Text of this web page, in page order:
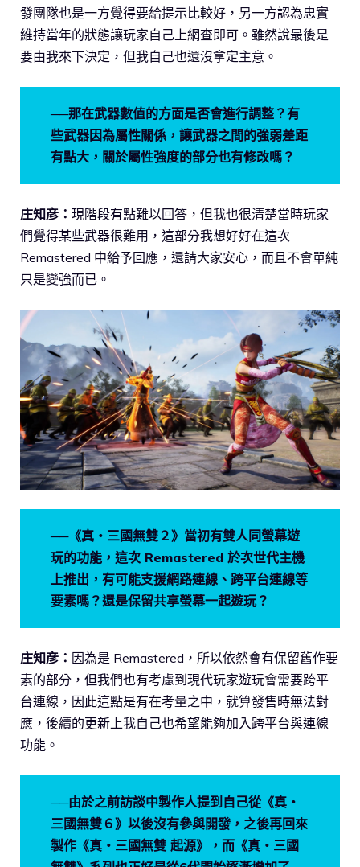
發團隊也是一方覺得要給提示比較好，另一方認為忠實
維持當年的狀態讓玩家自己上網查即可。雖然說最後是
要由我來下決定，但我自己也還沒拿定主意。
──那在武器數值的方面是否會進行調整？有
些武器因為屬性關係，讓武器之間的強弱差距
有點大，關於屬性強度的部分也有修改嗎？
庄知彦： 現階段有點難以回答，但我也很清楚當時玩家
們覺得某些武器很難用，這部分我想好好在這次
Remastered 中給予回應，還請大家安心，而且不會單純
只是變強而已。
──《真・三國無雙２》當初有雙人同螢幕遊
玩的功能，這次 Remastered 於次世代主機
上推出，有可能支援網路連線、跨平台連線等
要素嗎？還是保留共享螢幕一起遊玩？
庄知彦： 因為是 Remastered，所以依然會有保留舊作要
素的部分，但我們也有考慮到現代玩家遊玩會需要跨平
台連線，因此這點是有在考量之中，就算發售時無法對
應，後續的更新上我自己也希望能夠加入跨平台與連線
功能。
──由於之前訪談中製作人提到自己從《真・
三國無雙６》以後沒有參與開發，之後再回來
製作《真・三國無雙 起源》，而《真・三國